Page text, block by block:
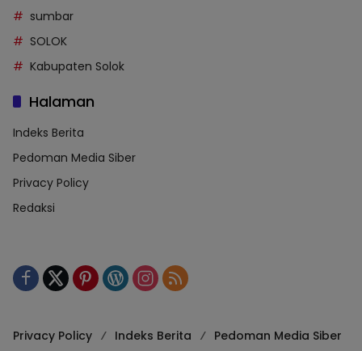
sumbar
SOLOK
Kabupaten Solok
Halaman
Indeks Berita
Pedoman Media Siber
Privacy Policy
Redaksi
Privacy Policy Indeks Berita Pedoman Media Siber